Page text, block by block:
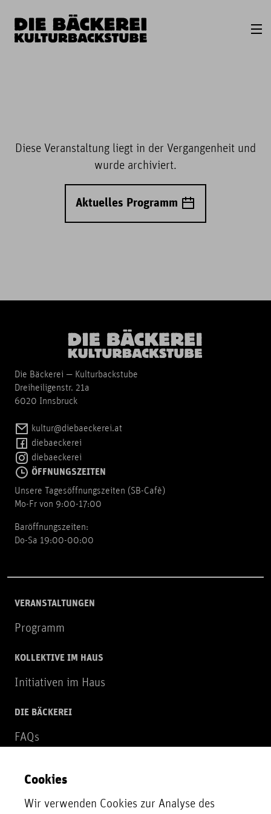
Diese Veranstaltung liegt in der Vergangenheit und
wurde archiviert.
Aktuelles Programm
Die Bäckerei — Kulturbackstube
Dreiheiligenstr. 21a
6020 Innsbruck
kultur@diebaeckerei.at
diebaeckerei
diebaeckerei
ÖFFNUNGSZEITEN
Unsere Tagesöffnungszeiten (SB-Cafè)
Mo-Fr von 9:00-17:00
Baröffnungszeiten:
Do-Sa 19:00-00:00
VERANSTALTUNGEN
Programm
KOLLEKTIVE IM HAUS
Initiativen im Haus
DIE BÄCKEREI
FAQs
NEWSLETTER
Zur Newsletter Anmeldung
Cookies
Wir verwenden Cookies zur Analyse des